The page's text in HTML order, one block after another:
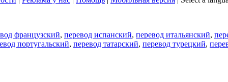
французский, перевод испанский, перевод итальянский,
португальский, перевод татарский, перевод турецкий,